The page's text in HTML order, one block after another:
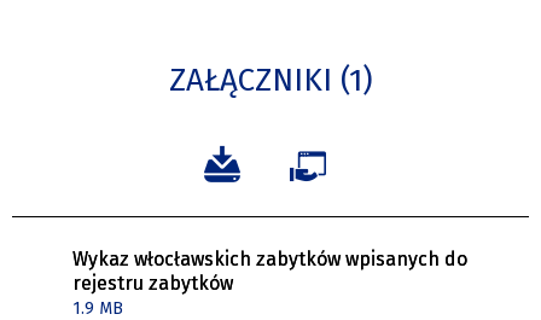
ZAŁĄCZNIKI (1)
Wykaz włocławskich zabytków wpisanych do
rejestru zabytków
1.9 MB